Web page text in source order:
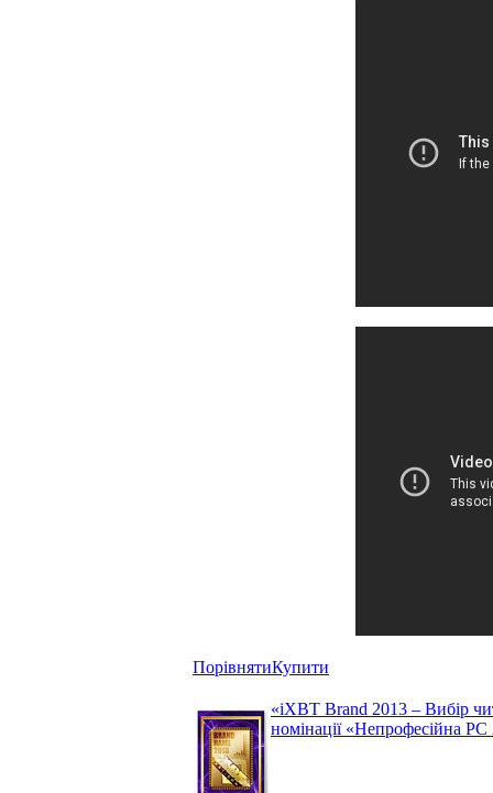
ПорівнятиКупити
«iXBT Brand 2013 – Вибір
номінації «Непрофесійна